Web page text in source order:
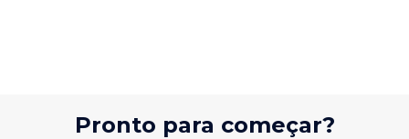
Pronto para começar?